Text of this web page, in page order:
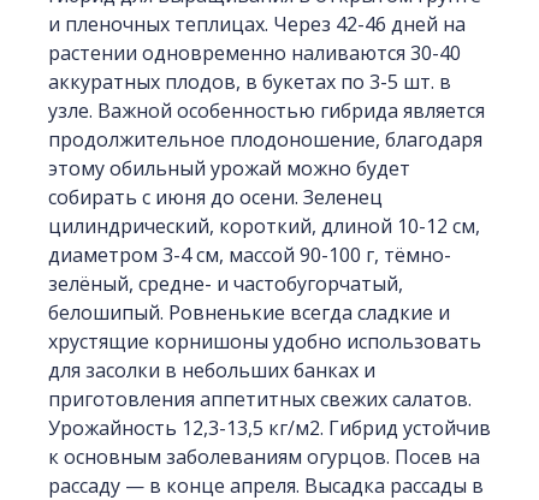
и пленочных теплицах. Через 42-46 дней на
растении одновременно наливаются 30-40
аккуратных плодов, в букетах по 3-5 шт. в
узле. Важной особенностью гибрида является
продолжительное плодоношение, благодаря
этому обильный урожай можно будет
собирать с июня до осени. Зеленец
цилиндрический, короткий, длиной 10-12 см,
диаметром 3-4 см, массой 90-100 г, тёмно-
зелёный, средне- и частобугорчатый,
белошипый. Ровненькие всегда сладкие и
хрустящие корнишоны удобно использовать
для засолки в небольших банках и
приготовления аппетитных свежих салатов.
Урожайность 12,3-13,5 кг/м2. Гибрид устойчив
к основным заболеваниям огурцов. Посев на
рассаду — в конце апреля. Высадка рассады в